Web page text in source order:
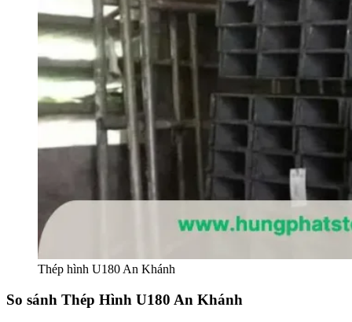
Thép hình U180 An Khánh
So sánh Thép Hình U180 An Khánh